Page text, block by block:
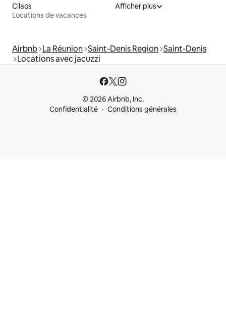
Cilaos
Locations de vacances
Afficher plus
Airbnb La Réunion Saint-Denis Region Saint-Denis
Locations avec jacuzzi
© 2026 Airbnb, Inc.
Confidentialité
Conditions générales